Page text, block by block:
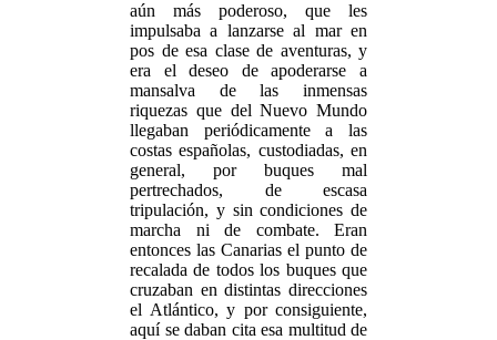
aún más poderoso, que les
impulsaba a lanzarse al mar en
pos de esa clase de aventuras, y
era el deseo de apoderarse a
mansalva de las inmensas
riquezas que del Nuevo Mundo
llegaban periódicamente a las
costas españolas, custodiadas, en
general, por buques mal
pertrechados, de escasa
tripulación, y sin condiciones de
marcha ni de combate. Eran
entonces las Canarias el punto de
recalada de todos los buques que
cruzaban en distintas direcciones
el Atlántico, y por consiguiente,
aquí se daban cita esa multitud de